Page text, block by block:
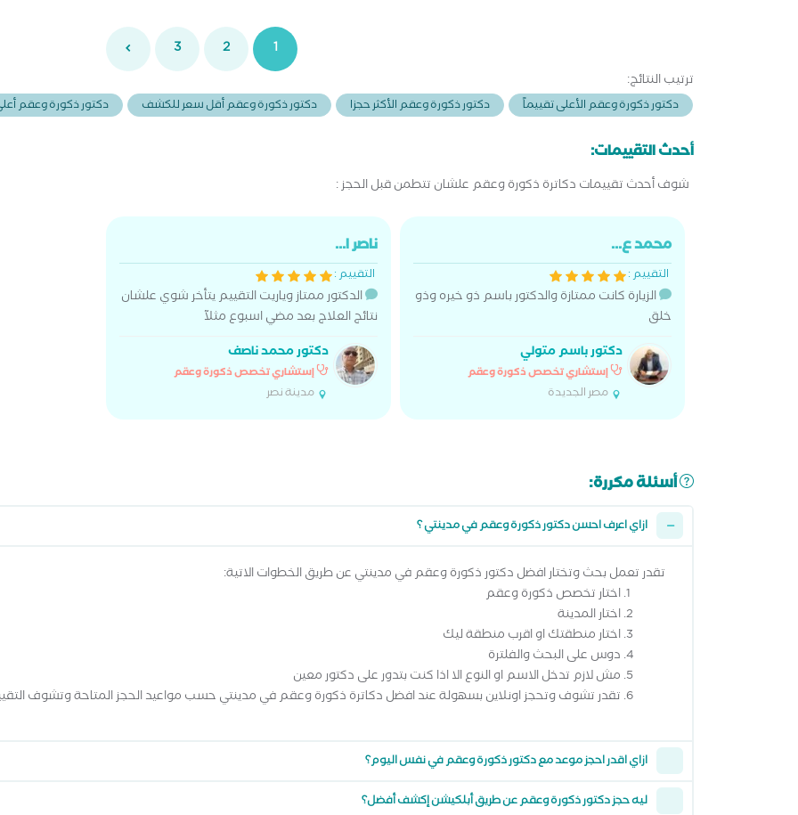
1
2
3
ترتيب النتائج:
دكتور ذكورة وعقم الأعلى تقييماً دكتور ذكورة وعقم الأكثر حجزا دكتور ذكورة وعقم أقل سعر للكشف دكتور ذكورة وعقم
أحدث التقييمات:
شوف أحدث تقييمات دكاترة ذكورة وعقم علشان تتطمن قبل الحجز :
محمد ع...
التقييم :
الزيارة كانت ممتازة والدكتور باسم ذو خيره وذو
خلق
دكتور باسم متولي
إستشاري تخصص ذكورة وعقم
مصر الجديدة
ناصر ا...
التقييم :
الدكتور ممتاز وياريت التقييم يتأخر شوي علشان
نتائج العلاج بعد مضي اسبوع مثلآ
دكتور محمد ناصف
إستشاري تخصص ذكورة وعقم
مدينة نصر
أسئلة مكررة:
ازاي اعرف احسن دكتور ذكورة وعقم في مدينتي ؟
تقدر تعمل بحث وتختار افضل دكتور ذكورة وعقم في مدينتي عن طريق الخطوات الاتية:
اختار تخصص ذكورة وعقم
اختار المدينة
اختار منطقتك او اقرب منطقة ليك
دوس على البحث والفلترة
مش لازم تدخل الاسم او النوع الا اذا كنت بتدور على دكتور معين
تقدر تشوف وتحجز اونلاين بسهولة عند افضل دكاترة ذكورة وعقم في مدينتي حسب مواعيد الحجز المتاحة وتشوف
ازاي اقدر احجز موعد مع دكتور ذكورة وعقم في نفس اليوم؟
ليه حجز دكتور ذكورة وعقم عن طريق أبلكيشن إكشف أفضل؟